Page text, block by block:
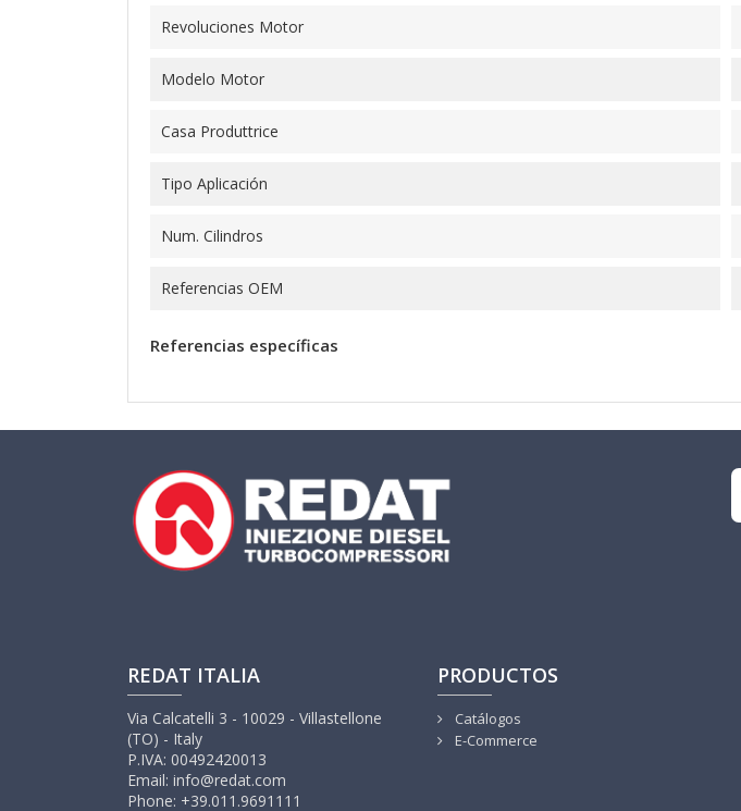
Revoluciones Motor
Modelo Motor
Casa Produttrice
Tipo Aplicación
Num. Cilindros
Referencias OEM
Referencias específicas
REDAT ITALIA
Via Calcatelli 3 - 10029 - Villastellone
(TO) - Italy
P.IVA: 00492420013
Email: info@redat.com
Phone: +39.011.9691111
PRODUCTOS
Catálogos
E-Commerce